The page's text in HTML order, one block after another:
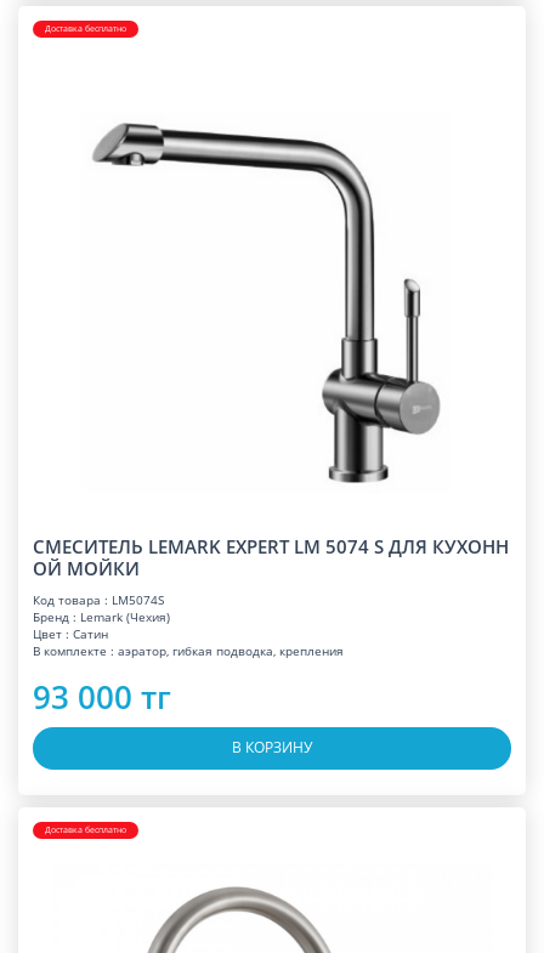
Доставка бесплатно
СМЕСИТЕЛЬ LEMARK EXPERT LM 5074 S ДЛЯ КУХОНН
ОЙ МОЙКИ
Код товара : LM5074S
Бренд : Lemark (Чехия)
Цвет : Сатин
В комплекте : аэратор, гибкая подводка, крепления
93 000 тг
В КОРЗИНУ
Доставка бесплатно